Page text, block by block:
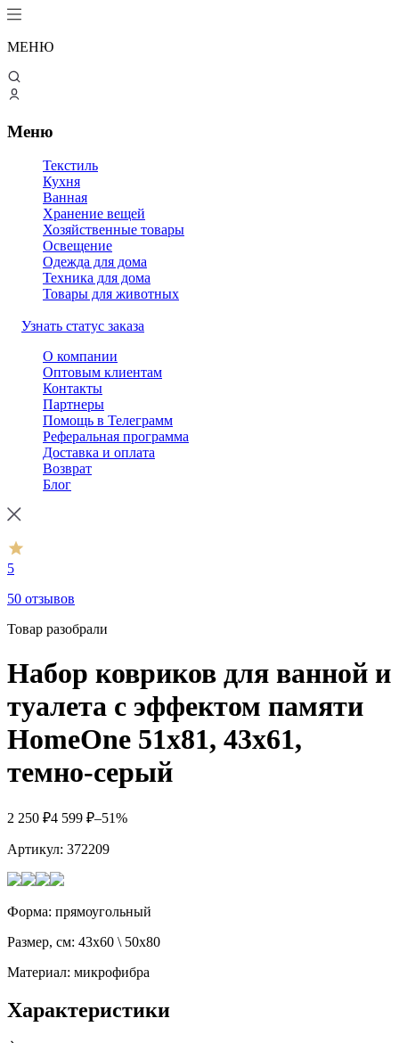
МЕНЮ
Меню
Текстиль
Кухня
Ванная
Хранение вещей
Хозяйственные товары
Освещение
Одежда для дома
Техника для дома
Товары для животных
Узнать статус заказа
О компании
Оптовым клиентам
Контакты
Партнеры
Помощь в Телеграмм
Реферальная программа
Доставка и оплата
Возврат
Блог
5
50 отзывов
Товар разобрали
Набор ковриков для ванной и
туалета с эффектом памяти
HomeOne 51х81, 43х61,
темно-серый
2 250 ₽4 599 ₽–51%
Артикул: 372209
Форма: прямоугольный
Размер, см: 43х60 \ 50х80
Материал: микрофибра
Характеристики